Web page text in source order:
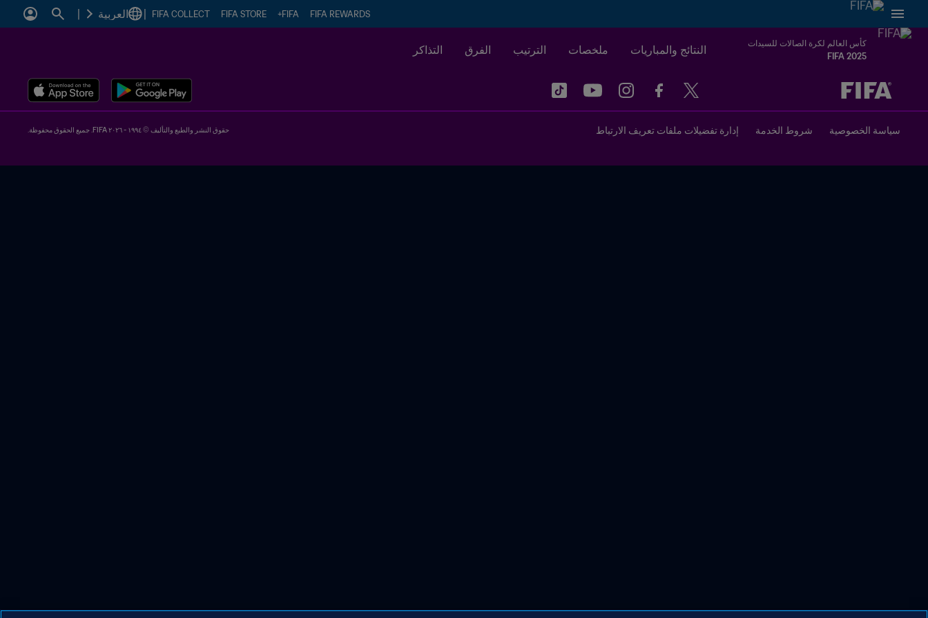
FIFA REWARDS
FIFA+
FIFA STORE
FIFA COLLECT العربية
كأس العالم لكرة الصالات للسيدات
FIFA 2025
النتائج والمباريات ملخصات الترتيب الفرق التذاكر
يُحدَّد لاحقاً ضد يُحدَّد لاحقاً
سياسة الخصوصية شروط الخدمة إدارة تفضيلات ملفات تعريف الارتباط حقوق النشر والطبع والتأليف © ١٩٩٤ - ٢٠٢٦ FIFA. جميع الحقوق محفوظة.